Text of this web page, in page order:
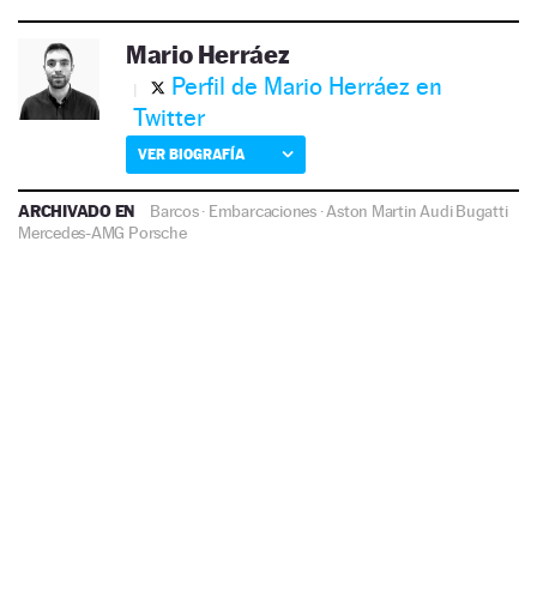
Mario Herráez
Perfil de Mario Herráez en
Twitter
VER BIOGRAFÍA
ARCHIVADO EN Barcos· Embarcaciones·Aston Martin Audi Bugatti
Mercedes-AMG Porsche